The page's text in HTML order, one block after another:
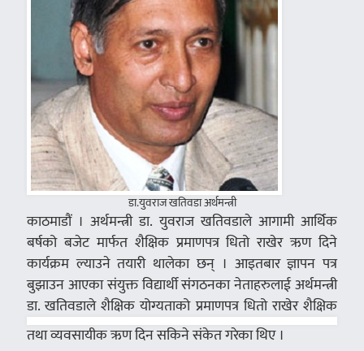
डा.युवराज खतिवडा अर्थमन्त्री
काठमाडौं । अर्थमन्त्री डा. युवराज खतिवडाले आगामी आर्थिक
बर्षको बजेट मार्फत शैक्षिक प्रमाणपत्र धितो राखेर ऋण दिने
कार्यक्रम ल्याउने तयारी थालेका छन् । आइतबार ज्ञापन पत्र
बुझाउन आएका संयुक्त विद्यार्थी संगठनका नेताहरुलाई अर्थमन्त्री
डा. खतिवडाले शैक्षिक योग्यताको प्रमाणपत्र धितो राखेर शैक्षिक
तथा व्यवसायीक ऋण दिन सकिने संकेत गरेका थिए ।